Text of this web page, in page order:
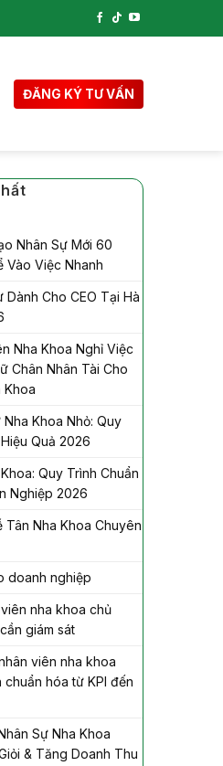
ĐĂNG KÝ TƯ VẤN
Nhân Sự Mới 60
Vào Việc Nhanh
Dành Cho CEO Tại Hà
Nha Khoa Nghỉ Việc
Chân Nhân Tài Cho
Khoa
Nha Khoa Nhỏ: Quy
Quả 2026
Quy Trình Chuẩn
Nghiệp 2026
Nha Khoa Chuyên
doanh nghiệp
nha khoa chủ
giám sát
viên nha khoa
chuẩn hóa từ KPI đến
Sự Nha Khoa
& Tăng Doanh Thu